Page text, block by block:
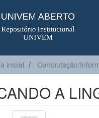
inicial Computação/
A